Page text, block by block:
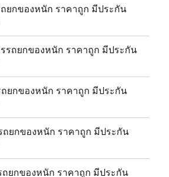
ยกของหนัก ราคาถูก มีประกัน
รถยกของหนัก ราคาถูก มีประกัน
ถยกของหนัก ราคาถูก มีประกัน
ถยกของหนัก ราคาถูก มีประกัน
ถยกของหนัก ราคาถูก มีประกัน